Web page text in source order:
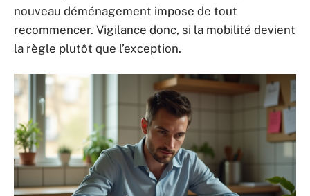
nouveau déménagement impose de tout
recommencer. Vigilance donc, si la mobilité devient
la règle plutôt que l’exception.